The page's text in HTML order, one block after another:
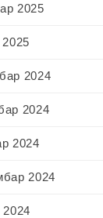
2025
2025
2024
2024
2024
2024
2024